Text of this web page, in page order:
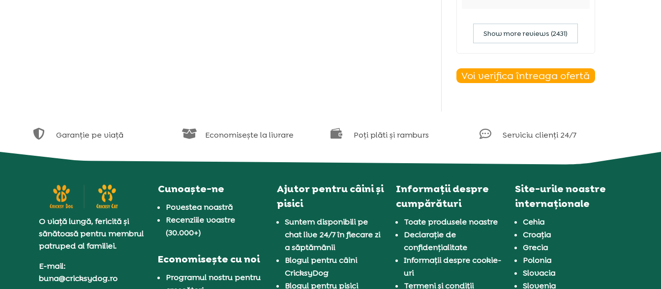
Show more reviews (2431)
Voi verifica întreaga ofertă
 Garanție pe viață  Economisește la livrare  Poți plăti și ramburs  Serviciu clienți 24/7
O viață lungă, fericită și
sănătoasă pentru membrul
patruped al familiei.
E-mail:
buna@cricksydog.ro
Cunoaște-ne
Povestea noastră
Recenziile voastre
(30.000+)
Economisește cu noi
Programul nostru pentru
Ajutor pentru câini și
pisici
Suntem disponibili pe
chat live 24/7 în fiecare zi
a săptămânii
Blogul pentru câini
CricksyDog
Blogul pentru pisici
Informații despre
cumpărături
Toate produsele noastre
Declarație de
confidențialitate
Informații despre cookie-
uri
Termeni și condiții
Site-urile noastre
internaționale
Cehia
Croația
Grecia
Polonia
Slovacia
Slovenia